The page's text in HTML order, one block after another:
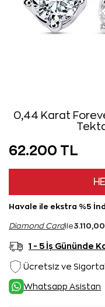
0,44 Karat
62.200 TL
Havale ile ekstra %5
Diamond Cardile3.110,00
1 - 5 İş Gününde
Ücretsiz ve
Whatsapp Asistan